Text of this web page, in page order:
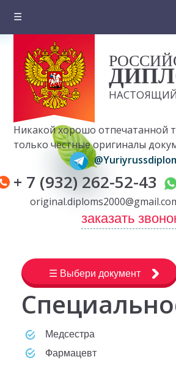
☰
О компании
Цены на документы
Вопросы и ответы
Отзывы клиентов
Оплата и доставка
Контакты
Никакой хорошо отпечатанной
только честные оригиналы
+ 7 (932) 262-52-43
заказать
☰ Выбери документ
Медсестра
Фармацевт